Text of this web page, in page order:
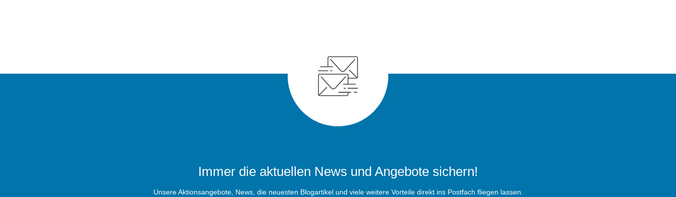
Immer die aktuellen News und Angebote sichern!
Unsere Aktionsangebote, News, die neuesten Blogartikel und viele weitere Vorteile direkt ins Postfach fliegen lassen.